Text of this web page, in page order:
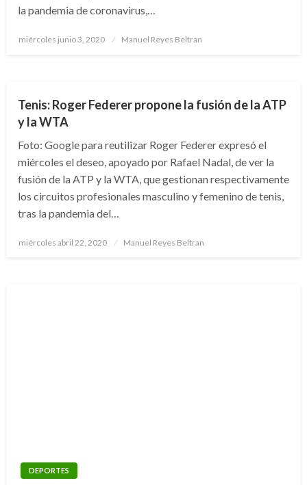
la pandemia de coronavirus,…
Publicado
miércoles junio 3, 2020 Manuel Reyes Beltran
Tenis: Roger Federer propone la fusión de la ATP
y la WTA
Foto: Google para reutilizar Roger Federer expresó el
miércoles el deseo, apoyado por Rafael Nadal, de ver la
fusión de la ATP y la WTA, que gestionan respectivamente
los circuitos profesionales masculino y femenino de tenis,
tras la pandemia del…
Publicado
miércoles abril 22, 2020 Manuel Reyes Beltran
DEPORTES